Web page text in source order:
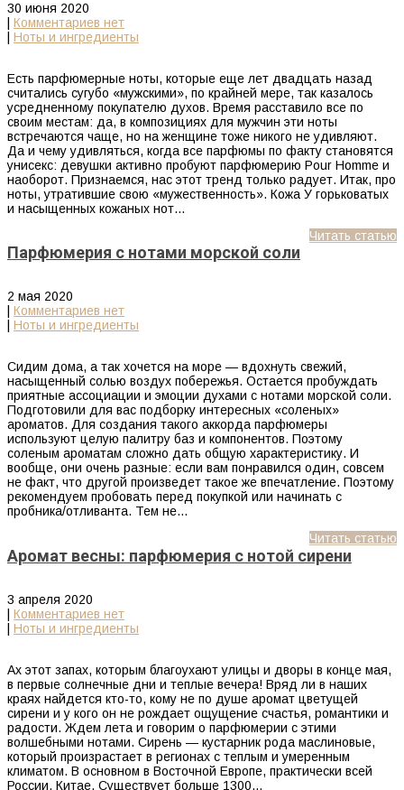
30 июня 2020
Комментариев нет
Ноты и ингредиенты
Есть парфюмерные ноты, которые еще лет двадцать назад
считались сугубо «мужскими», по крайней мере, так казалось
усредненному покупателю духов. Время расставило все по
своим местам: да, в композициях для мужчин эти ноты
встречаются чаще, но на женщине тоже никого не удивляют.
Да и чему удивляться, когда все парфюмы по факту становятся
унисекс: девушки активно пробуют парфюмерию Pour Homme и
наоборот. Признаемся, нас этот тренд только радует. Итак, про
ноты, утратившие свою «мужественность». Кожа У горьковатых
и насыщенных кожаных нот…
Читать статью
Парфюмерия с нотами морской соли
2 мая 2020
Комментариев нет
Ноты и ингредиенты
Сидим дома, а так хочется на море — вдохнуть свежий,
насыщенный солью воздух побережья. Остается пробуждать
приятные ассоциации и эмоции духами с нотами морской соли.
Подготовили для вас подборку интересных «соленых»
ароматов. Для создания такого аккорда парфюмеры
используют целую палитру баз и компонентов. Поэтому
соленым ароматам сложно дать общую характеристику. И
вообще, они очень разные: если вам понравился один, совсем
не факт, что другой произведет такое же впечатление. Поэтому
рекомендуем пробовать перед покупкой или начинать с
пробника/отливанта. Тем не…
Читать статью
Аромат весны: парфюмерия с нотой сирени
3 апреля 2020
| Комментариев нет
| Ноты и ингредиенты
Ах этот запах, которым благоухают улицы и дворы в конце мая,
в первые солнечные дни и теплые вечера! Вряд ли в наших
краях найдется кто-то, кому не по душе аромат цветущей
сирени и у кого он не рождает ощущение счастья, романтики и
радости. Ждем лета и говорим о парфюмерии с этими
волшебными нотами. Сирень — кустарник рода маслиновые,
который произрастает в регионах с теплым и умеренным
климатом. В основном в Восточной Европе, практически всей
России, Китае. Существует больше 1300…